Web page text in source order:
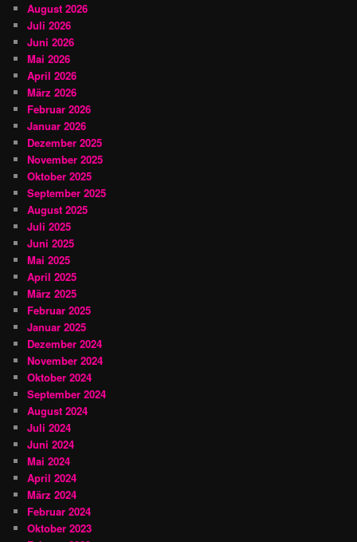
August 2026
Juli 2026
Juni 2026
Mai 2026
April 2026
März 2026
Februar 2026
Januar 2026
Dezember 2025
November 2025
Oktober 2025
September 2025
August 2025
Juli 2025
Juni 2025
Mai 2025
April 2025
März 2025
Februar 2025
Januar 2025
Dezember 2024
November 2024
Oktober 2024
September 2024
August 2024
Juli 2024
Juni 2024
Mai 2024
April 2024
März 2024
Februar 2024
Oktober 2023